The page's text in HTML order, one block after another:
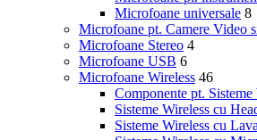
Microfoane universale 8
Microfoane pt. Camere Video
Microfoane Stereo 4
Microfoane USB 6
Microfoane Wireless 46
Componente pt. Sisteme
Sisteme Wireless cu
Sisteme Wireless cu